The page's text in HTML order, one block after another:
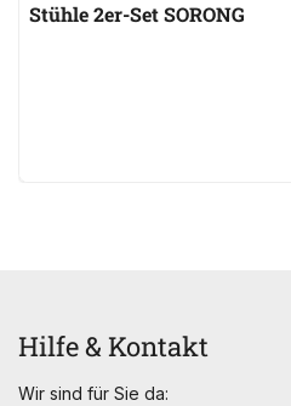
Stühle 2er-Set SORONG
Hilfe & Kontakt
Wir sind für Sie da: